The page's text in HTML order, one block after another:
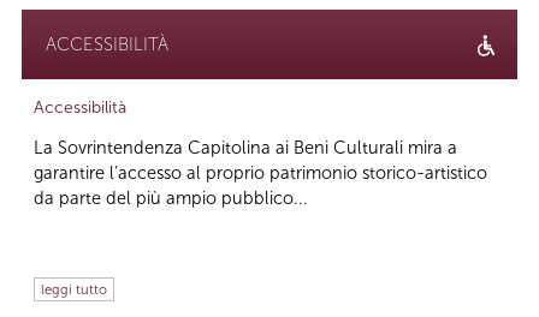
ACCESSIBILITÀ
Accessibilità
La Sovrintendenza Capitolina ai Beni Culturali mira a
garantire l’accesso al proprio patrimonio storico-artistico
da parte del più ampio pubblico...
leggi tutto